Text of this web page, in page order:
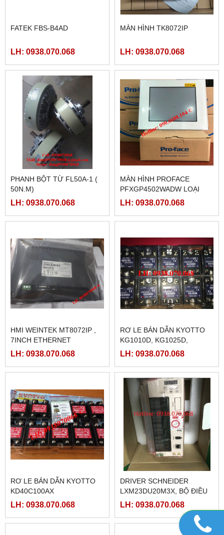
FATEK FBS-B4AD
LH: 0938.070.068
MÀN HÌNH TK8072IP
LH: 0938.070.068
PHANH BỘT TỪ FL50A-1 (
50N.M)
LH: 0938.070.068
MÀN HÌNH PROFACE
PFXGP4502WADW LOẠI
10INCH
LH: 0938.070.068
HMI WEINTEK MT8072IP ,
7INCH ETHERNET
LH: 0938.070.068
RƠ LE BÁN DẪN KYOTTO
KG1010D, KG1025D,
KG1040D VÀ KG1075D
LH: 0938.070.068
RƠ LE BÁN DẪN KYOTTO
KD40C100AX
LH: 0938.070.068
DRIVER SCHNEIDER
LXM23DU20M3X, BỘ ĐIỀU
KHIỂN SERVO
LH: 0938.070.068